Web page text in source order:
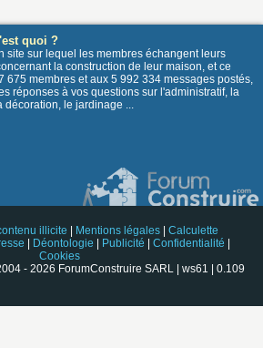
quoi ?
site sur lequel les membres échangent leurs
la construction de leur maison, et ce
675 membres et aux 5 992 334 messages postés,
réponses à vos questions sur l'administratif, la
décoration, le jardinage ...
illicite Mentions légales
Calculette
Déontologie Publicité Confidentialité
Cookies
- 2026 ForumConstruire SARL | ws61 | 0.109